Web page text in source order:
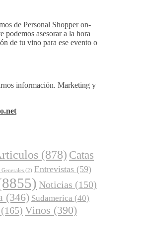
de Personal Shopper on-
podemos asesorar a la hora
de tu vino para ese evento o
información. Marketing y
(878) Catas
(2) Entrevistas (59)
Noticias (150)
(346) Sudamerica (40)
(165) Vinos (390)